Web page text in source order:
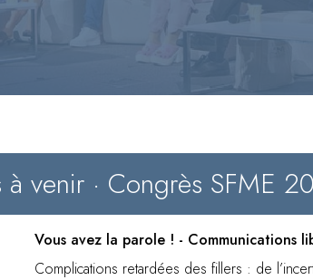
venir · Congrès SFME
Vous avez la parole ! - Communications
Complications retardées des fillers : de